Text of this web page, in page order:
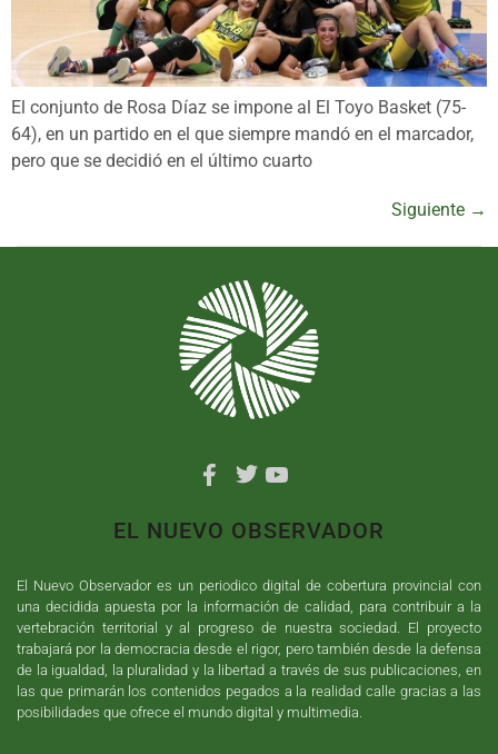
El conjunto de Rosa Díaz se impone al El Toyo Basket (75-
64), en un partido en el que siempre mandó en el marcador,
pero que se decidió en el último cuarto
Siguiente →
EL NUEVO OBSERVADOR
El Nuevo Observador es un periodico digital de cobertura provincial con
una decidida apuesta por la información de calidad, para contribuir a la
vertebración territorial y al progreso de nuestra sociedad. El proyecto
trabajará por la democracia desde el rigor, pero también desde la defensa
de la igualdad, la pluralidad y la libertad a través de sus publicaciones, en
las que primarán los contenidos pegados a la realidad calle gracias a las
posibilidades que ofrece el mundo digital y multimedia.